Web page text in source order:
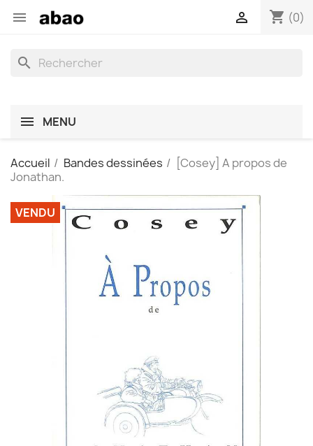
 shopping_cart (0)

search
MENU
Accueil Bandes dessinées
[Cosey] A propos de
Jonathan.
VENDU